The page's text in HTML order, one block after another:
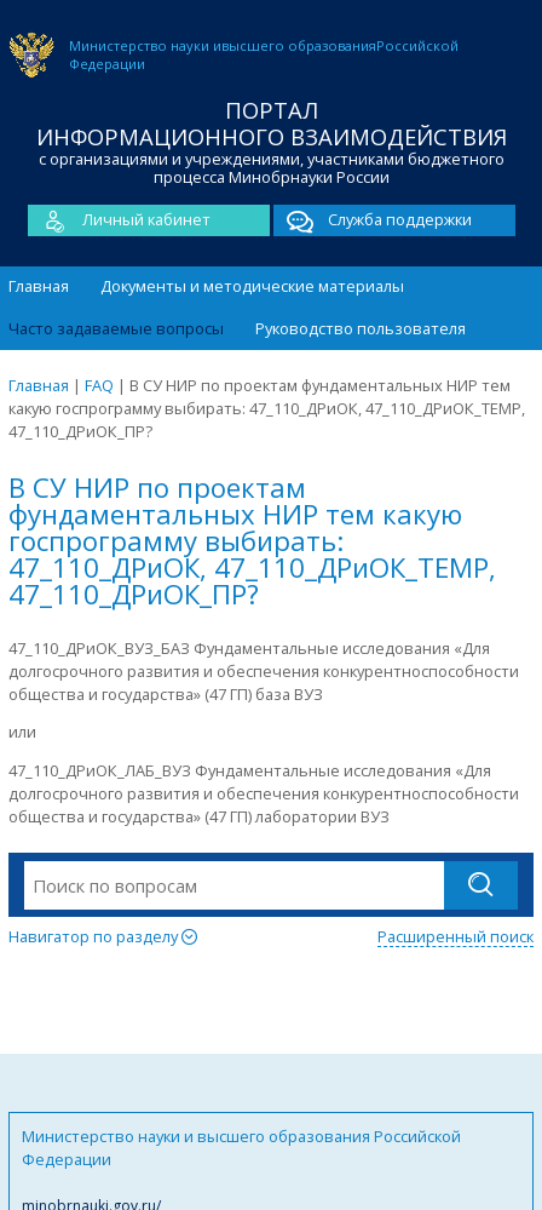
Министерство науки ивысшего образованияРоссийской
Федерации
ПОРТАЛ
ИНФОРМАЦИОННОГО ВЗАИМОДЕЙСТВИЯ
с организациями и учреждениями, участниками бюджетного
процесса Минобрнауки России
Личный кабинет
Служба поддержки
Главная
Документы и методические материалы
Часто задаваемые вопросы
Руководство пользователя
Главная | FAQ | В СУ НИР по проектам фундаментальных НИР тем
какую госпрограмму выбирать: 47_110_ДРиОК, 47_110_ДРиОК_ТЕМР,
47_110_ДРиОК_ПР?
В СУ НИР по проектам
фундаментальных НИР тем какую
госпрограмму выбирать:
47_110_ДРиОК, 47_110_ДРиОК_ТЕМР,
47_110_ДРиОК_ПР?
47_110_ДРиОК_ВУЗ_БАЗ Фундаментальные исследования «Для
долгосрочного развития и обеспечения конкурентноспособности
общества и государства» (47 ГП) база ВУЗ
или
47_110_ДРиОК_ЛАБ_ВУЗ Фундаментальные исследования «Для
долгосрочного развития и обеспечения конкурентноспособности
общества и государства» (47 ГП) лаборатории ВУЗ
Навигатор по разделу Расширенный поиск
Министерство науки и высшего образования Российской
Федерации